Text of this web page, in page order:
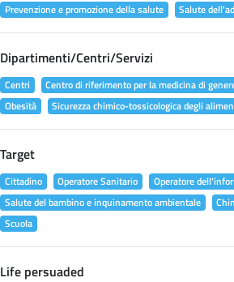
Prevenzione e promozione della salute
Salute
Dipartimenti/Centri/Servizi
Centri Centro di riferimento per la medicina di
Obesità
Sicurezza chimico-tossicologica degli
Target
Cittadino Operatore Sanitario
Operatore
Salute del bambino e inquinamento ambientale
Scuola
Life persuaded